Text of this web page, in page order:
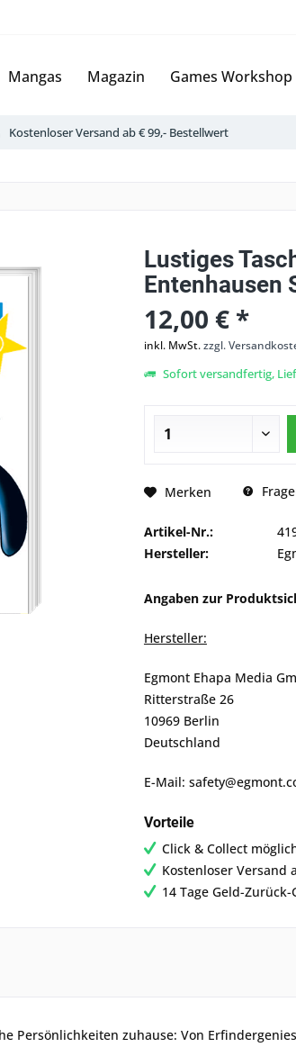
Mangas Magazin Games Workshop
Kostenloser Versand ab € 99,- Bestellwert
Lustiges
Entenhausen
12,00 € *
inkl. MwSt.zzgl.
Sofort versandfertig,
Merken
Artikel-Nr.:
Hersteller:
Angaben zur
Hersteller:
Egmont Ehapa Media
Ritterstraße 26
10969 Berlin
Deutschland
E-Mail:
Vorteile
Click & Collect
Kostenloser Versand
14 Tage Geld-
Persönlichkeiten zuhause: Von